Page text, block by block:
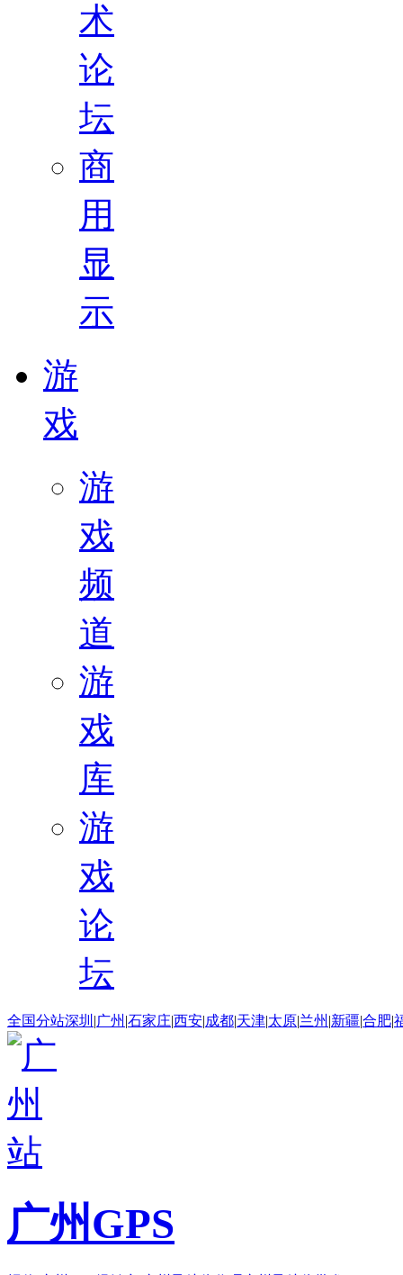
术
论
坛
商
用
显
示
游
戏
游
戏
频
道
游
戏
库
游
戏
论
坛
全国分站深圳 |广州 |石家庄|西安|成都|天津|太原|兰州 |新疆|合肥|
广州GPS